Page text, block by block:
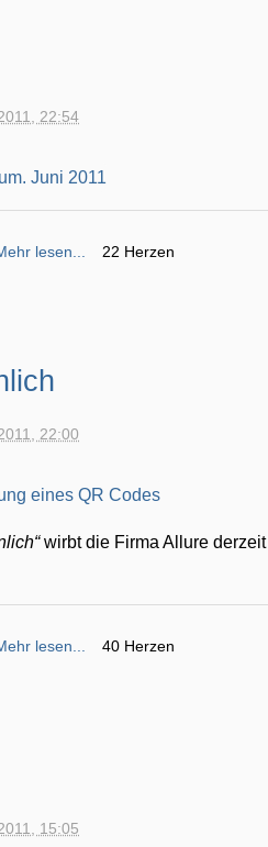
22:54
lesen... 22 Herzen
22:00
wirbt die Firma Allure
lesen... 40 Herzen
15:05